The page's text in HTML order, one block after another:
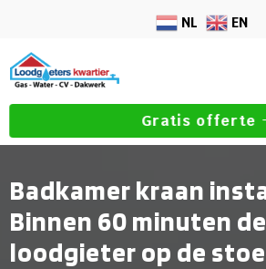
NL EN
Gratis offerte
Badkamer kraan
Binnen 60 minuten
loodgieter op de